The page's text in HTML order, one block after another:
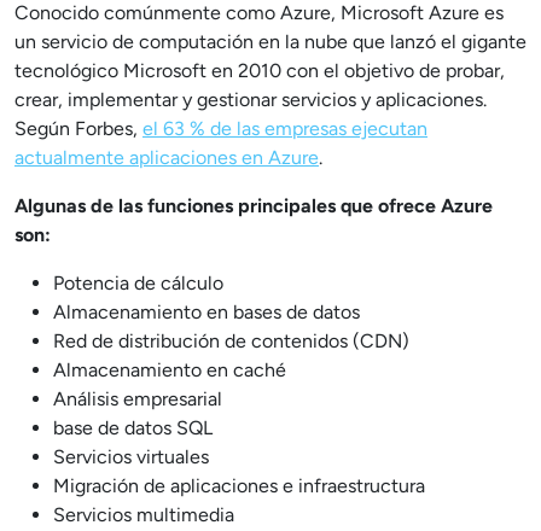
Conocido comúnmente como Azure, Microsoft Azure es
un servicio de computación en la nube que lanzó el gigante
tecnológico Microsoft en 2010 con el objetivo de probar,
crear, implementar y gestionar servicios y aplicaciones.
Según Forbes, el 63 % de las empresas ejecutan
actualmente aplicaciones en Azure.
Algunas de las funciones principales que ofrece Azure
son:
Potencia de cálculo
Almacenamiento en bases de datos
Red de distribución de contenidos (CDN)
Almacenamiento en caché
Análisis empresarial
base de datos SQL
Servicios virtuales
Migración de aplicaciones e infraestructura
Servicios multimedia